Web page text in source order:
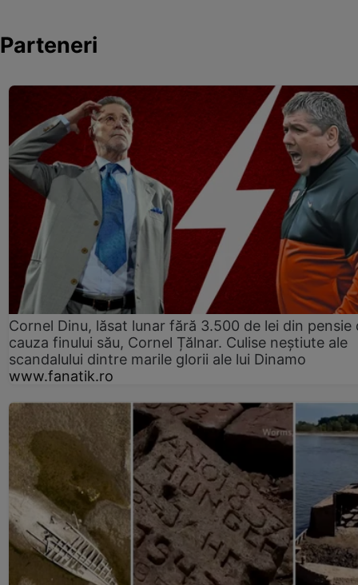
Parteneri
Cornel Dinu, lăsat lunar fără 3.500 de lei din pensie
cauza finului său, Cornel Țălnar. Culise neștiute ale
scandalului dintre marile glorii ale lui Dinamo
www.fanatik.ro